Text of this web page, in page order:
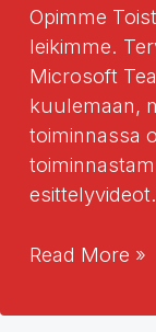
Opimme
leikimme.
Microsoft
kuulemaan,
toiminnassa
Tänään
eläin-
Read More »